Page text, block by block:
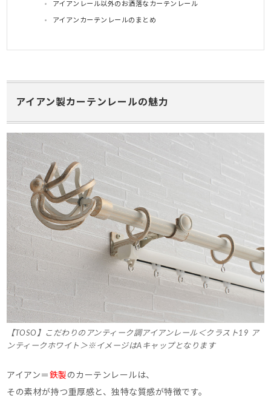
アイアンレール以外のお洒落なカーテンレール
アイアンカーテンレールのまとめ
アイアン製カーテンレールの魅力
【TOSO】こだわりのアンティーク調アイアンレール＜クラスト19 ア
ンティークホワイト＞※イメージはAキャップとなります
アイアン＝ 鉄製 のカーテンレールは、
その素材が持つ重厚感と、独特な質感が特徴です。